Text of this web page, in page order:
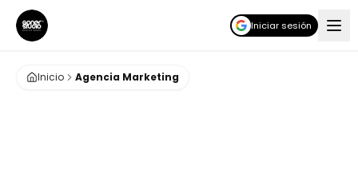
Iniciar sesión
Inicio Agencia Marketing